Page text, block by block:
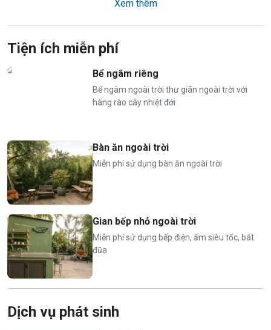
tạo cảm giác chân thật và xanh mát
Tiện nghi đầy đủ: Tủ lạnh, bếp điện, ấm siêu tốc, bát
Giá phòng tiêu chuẩn:
⏰Nhận phòng từ 14h, trả phòng trước 11h hôm sau
Xem thêm
Tiện ích miễn phí
Bể ngâm riêng
Bể ngâm ngoài trời thư giãn ngoài trời với
hàng rào cây nhiệt đới
Bàn ăn ngoài trời
Miễn phí sử dụng bàn ăn ngoài trời
Gian bếp nhỏ ngoài trời
Miễn phí sử dụng bếp điện, ấm siêu tốc, bát
đũa
Dịch vụ phát sinh